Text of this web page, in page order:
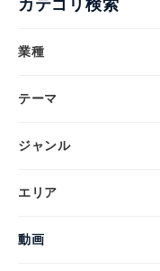
カテゴリ検索
業種
テーマ
ジャンル
エリア
動画